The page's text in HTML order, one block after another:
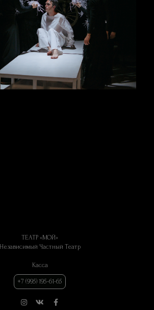
ТЕАТР «МОЙ»
Независимый Частный Театр
Касса
+7 (995) 195-61-65